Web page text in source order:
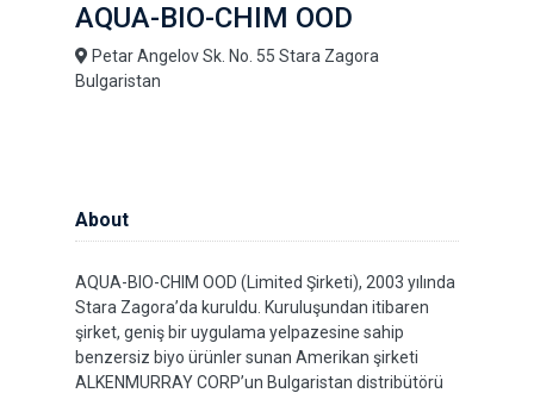
AQUA-BIO-CHIM OOD
Petar Angelov Sk. No. 55 Stara Zagora
Bulgaristan
About
AQUA-BIO-CHIM OOD (Limited Şirketi), 2003 yılında
Stara Zagora’da kuruldu. Kuruluşundan itibaren
şirket, geniş bir uygulama yelpazesine sahip
benzersiz biyo ürünler sunan Amerikan şirketi
ALKENMURRAY CORP’un Bulgaristan distribütörü